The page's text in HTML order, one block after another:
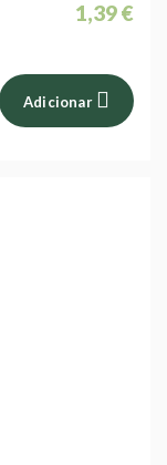
1,39 €
Adicionar